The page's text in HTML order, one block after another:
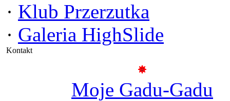
· Klub Przerzutka
· Galeria HighSlide
Kontakt
Moje Gadu-Gadu